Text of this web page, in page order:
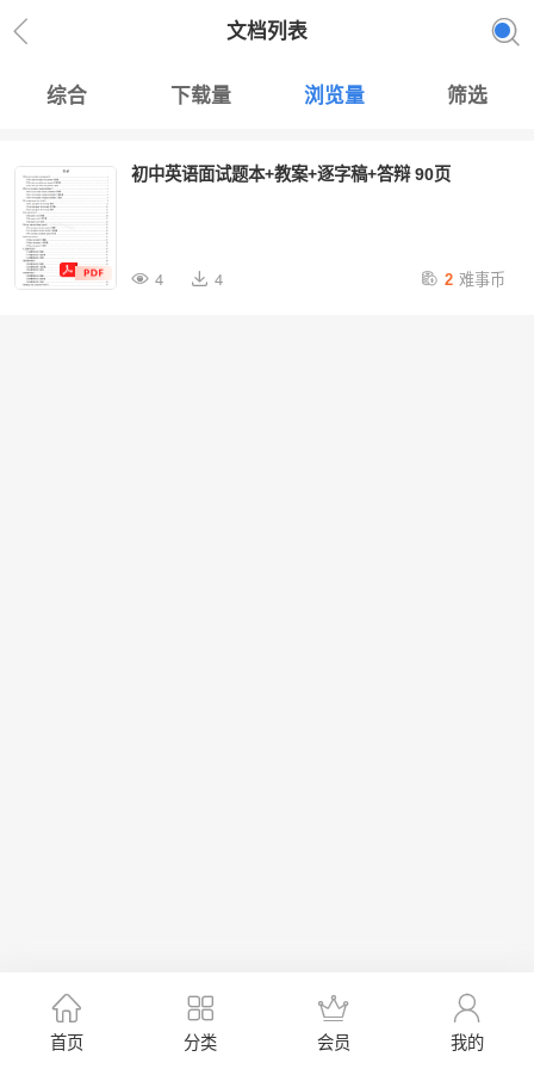
文档列表
综合 下载量 浏览量 筛选
初中英语面试题本+教案+逐字稿+答辩 90页
4 4 2 难事币
首页 分类 会员 我的